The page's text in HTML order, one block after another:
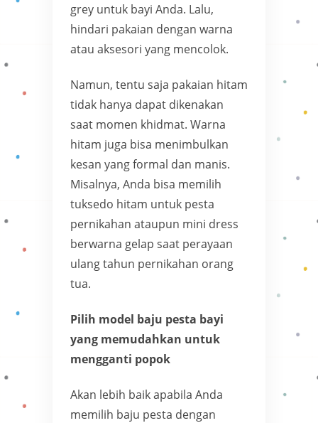
grey untuk bayi Anda. Lalu,
hindari pakaian dengan warna
atau aksesori yang mencolok.
Namun, tentu saja pakaian hitam
tidak hanya dapat dikenakan
saat momen khidmat. Warna
hitam juga bisa menimbulkan
kesan yang formal dan manis.
Misalnya, Anda bisa memilih
tuksedo hitam untuk pesta
pernikahan ataupun mini dress
berwarna gelap saat perayaan
ulang tahun pernikahan orang
tua.
Pilih model baju pesta bayi
yang memudahkan untuk
mengganti popok
Akan lebih baik apabila Anda
memilih baju pesta dengan